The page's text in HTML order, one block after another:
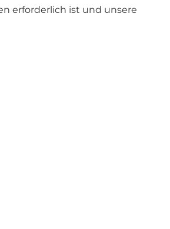
erforderlich ist und unsere